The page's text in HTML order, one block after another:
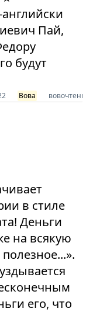
Пай,
будут
Вова вовочтение
в стиле
Деньги
на всякую
его, что